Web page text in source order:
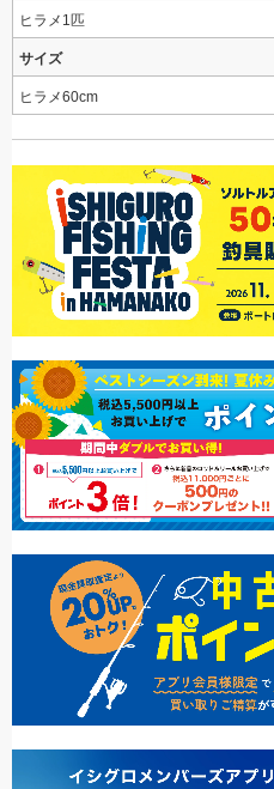
ヒラメ1匹
サイズ
ヒラメ60cm